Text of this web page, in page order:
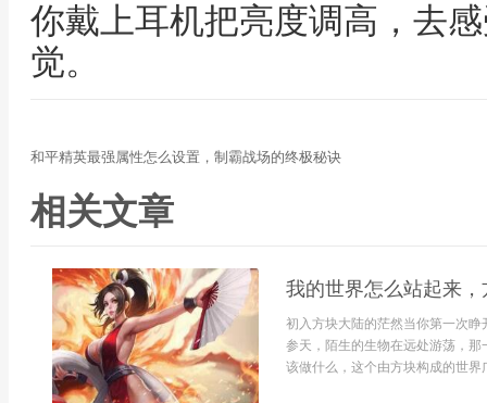
你戴上耳机把亮度调高，去
觉。
和平精英最强属性怎么设置，制霸战场的终极秘诀
相关文章
我的世界怎么站起来
初入方块大陆的茫然当你第一次
参天，陌生的生物在远处游荡，
该做什么，这个由方块构成的世界